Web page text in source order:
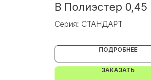
В Полиэстер 0,45
Серия: СТАНДАРТ
ПОДРОБНЕЕ
ЗАКАЗАТЬ